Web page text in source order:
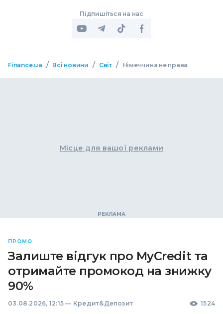
Підпишіться на нас
Finance.ua / Всі новини / Світ / Німеччина не права
Місце для вашої реклами
ПРОМО
Залиште відгук про MyCredit та
отримайте промокод на знижку
90%
03.08.2026, 12:15 — Кредит&Депозит 1524